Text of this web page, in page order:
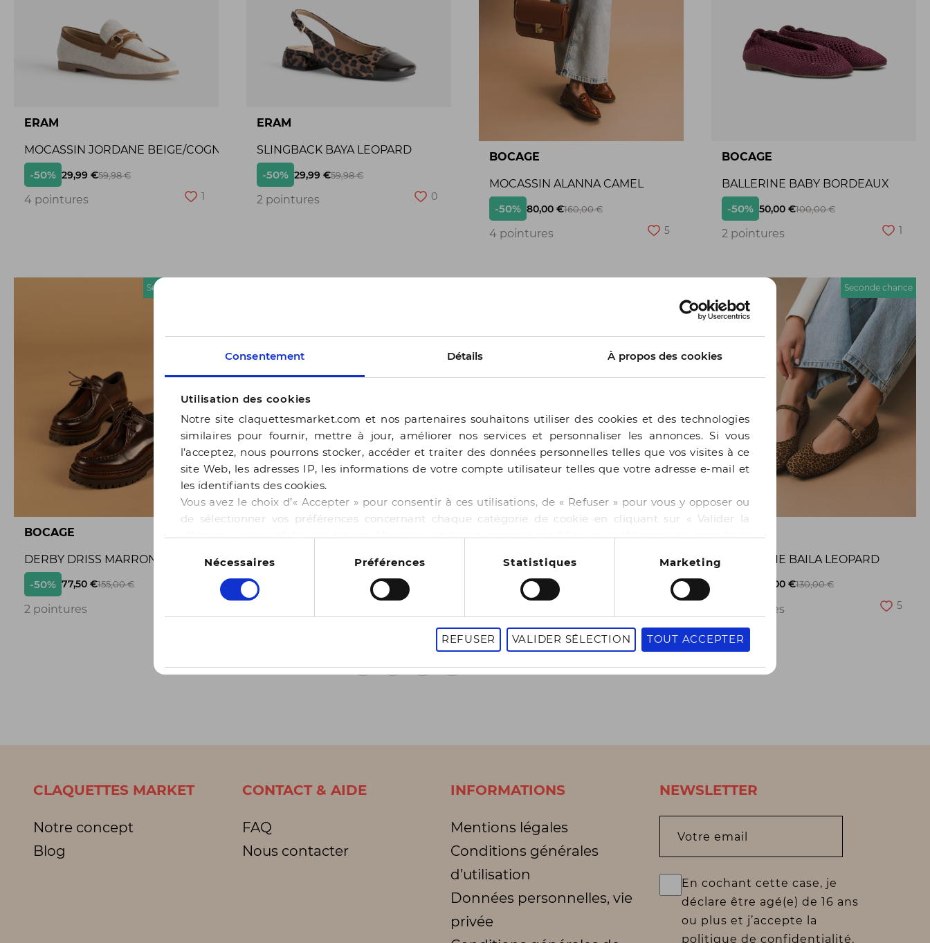
Consentement Détails À propos des cookies
Utilisation des cookies
Notre site claquettesmarket.com et nos partenaires souhaitons utiliser des cookies et des technologies
similaires pour fournir, mettre à jour, améliorer nos services et personnaliser les annonces. Si vous
l’acceptez, nous pourrons stocker, accéder et traiter des données personnelles telles que vos visites à ce
site Web, les adresses IP, les informations de votre compte utilisateur telles que votre adresse e-mail et
les identifiants des cookies.
Vous avez le choix d’« Accepter » pour consentir à ces utilisations, de « Refuser » pour vous y opposer ou
de sélectionner vos préférences concernant chaque catégorie de cookie en cliquant sur « Valider la
sélection » pour valider vos options. Vous pouvez à tout moment modifier vos préférences en consultant
consentement
Nécessaires Préférences Statistiques Marketing
REFUSER VALIDER SÉLECTION TOUT ACCEPTER
ERAM
MOCASSIN JORDANE BEIGE/COGNAC
-50% 29,99 €59,98 €
4 pointures 1
ERAM
SLINGBACK BAYA LEOPARD
-50% 29,99 €59,98 €
2 pointures 0
BOCAGE
MOCASSIN ALANNA CAMEL
-50% 80,00 €160,00 €
4 pointures 5
BOCAGE
BALLERINE BABY BORDEAUX
-50% 50,00 €100,00 €
2 pointures 1
Seconde chance
BOCAGE
DERBY DRISS MARRON
-50% 77,50 €155,00 €
2 pointures
BALLERINE BAILA CHOCOLAT
ERAM
BALLERINE BEJIA BEIGE
Seconde chance
BALLERINE BAILA LEOPARD
65,00 €130,00 €
2 pointures 5
1 2 3
Page
1 - 16 sur 3014 articles
CLAQUETTES MARKET
Notre concept
Blog
CONTACT & AIDE
FAQ
Nous contacter
INFORMATIONS
Mentions légales
Conditions générales
d’utilisation
Données personnelles, vie
privée
NEWSLETTER
Votre email
En cochant cette case, je
déclare être agé(e) de 16 ans
ou plus et j’accepte la
politique de confidentialité.